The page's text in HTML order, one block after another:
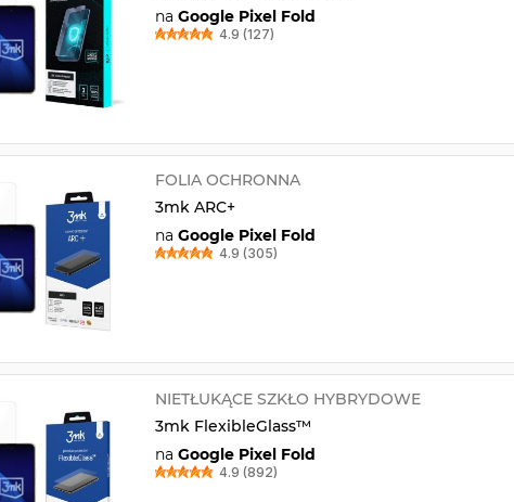
na Google Pixel Fold
4.9 (127)
FOLIA OCHRONNA
3mk ARC+
na Google Pixel Fold
4.9 (305)
NIETŁUKĄCE SZKŁO HYBRYDOWE
3mk FlexibleGlass™
na Google Pixel Fold
4.9 (892)